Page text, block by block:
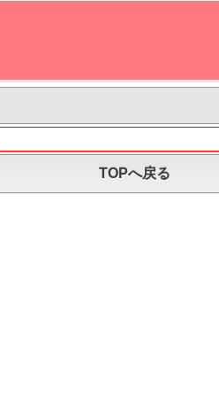
TOPへ戻る